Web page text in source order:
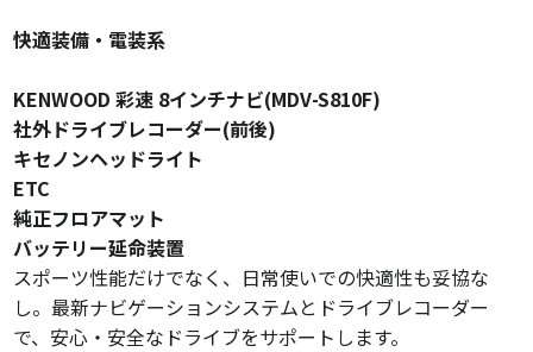
快適装備・電装系
KENWOOD 彩速 8インチナビ(MDV-S810F)
社外ドライブレコーダー(前後)
キセノンヘッドライト
ETC
純正フロアマット
バッテリー延命装置
スポーツ性能だけでなく、日常使いでの快適性も妥協な
し。最新ナビゲーションシステムとドライブレコーダー
で、安心・安全なドライブをサポートします。